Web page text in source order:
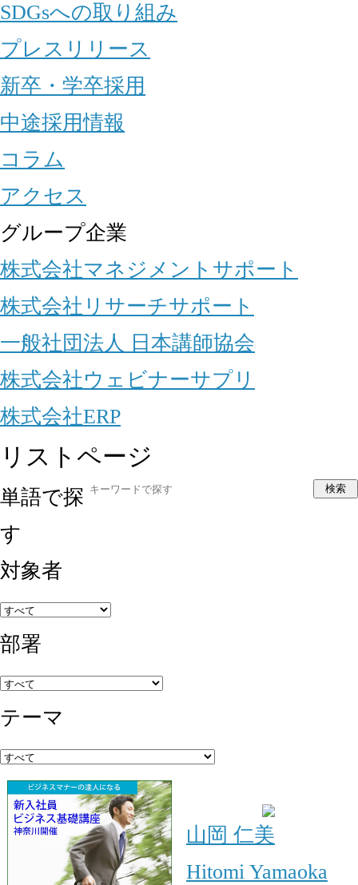
SDGsへの取り組み
プレスリリース
新卒・学卒採用
中途採用情報
コラム
アクセス
グループ企業
株式会社マネジメントサポート
株式会社リサーチサポート
一般社団法人 日本講師協会
株式会社ウェビナーサプリ
株式会社ERP
リストページ
単語で探
す
検索
対象者
部署
テーマ
山岡 仁美
Hitomi Yamaoka